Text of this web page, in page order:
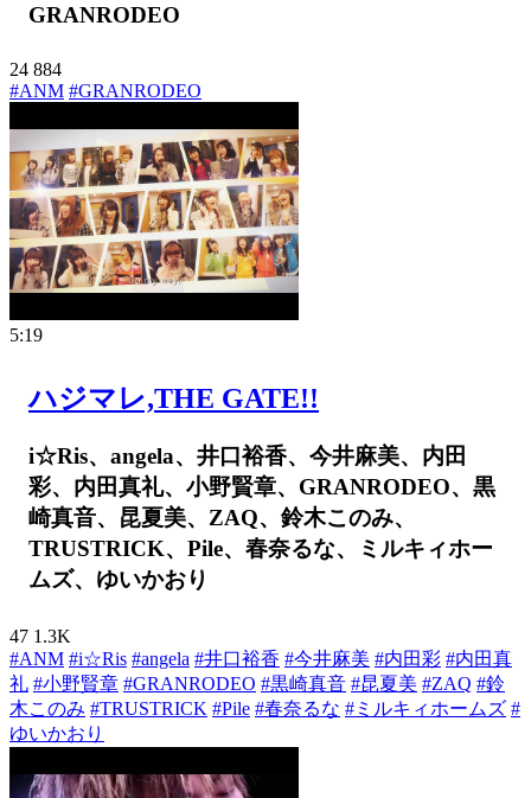
GRANRODEO
24 884
#ANM #GRANRODEO
5:19
ハジマレ,THE GATE!!
i☆Ris、angela、井口裕香、今井麻美、内田
彩、内田真礼、小野賢章、GRANRODEO、黒
崎真音、昆夏美、ZAQ、鈴木このみ、
TRUSTRICK、Pile、春奈るな、ミルキィホー
ムズ、ゆいかおり
47 1.3K
#ANM #i☆Ris #angela #井口裕香 #今井麻美 #内田彩 #内田真
礼 #小野賢章 #GRANRODEO #黒崎真音 #昆夏美 #ZAQ #鈴
木このみ #TRUSTRICK #Pile #春奈るな #ミルキィホームズ #
ゆいかおり